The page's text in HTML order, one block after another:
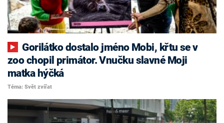
Gorilátko dostalo jméno Mobi, křtu se v
zoo chopil primátor. Vnučku slavné Moji
matka hýčká
Téma: Svět zvířat